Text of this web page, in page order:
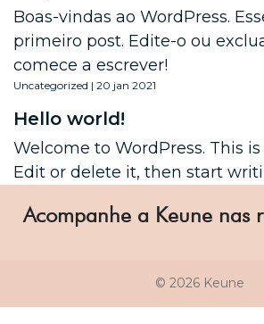
Boas-vindas ao WordPress.
primeiro post. Edite-o ou
comece a escrever!
Uncategorized | 20 jan 2021
Hello world!
Welcome to WordPress. This
Edit or delete it, then start
Acompanhe a Keune nas
© 2026 Keune